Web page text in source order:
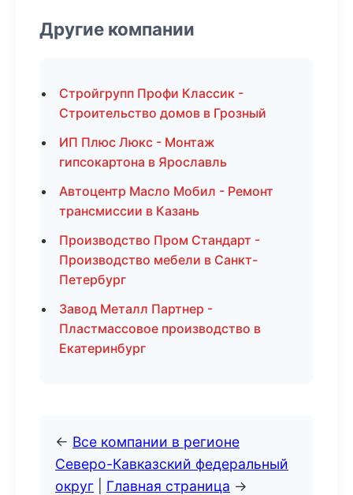
Другие компании
Стройгрупп Профи Классик -
Строительство домов в Грозный
ИП Плюс Люкс - Монтаж
гипсокартона в Ярославль
Автоцентр Масло Мобил - Ремонт
трансмиссии в Казань
Производство Пром Стандарт -
Производство мебели в Санкт-
Петербург
Завод Металл Партнер -
Пластмассовое производство в
Екатеринбург
← Все компании в регионе
Северо-Кавказский федеральный
округ
Главная страница →